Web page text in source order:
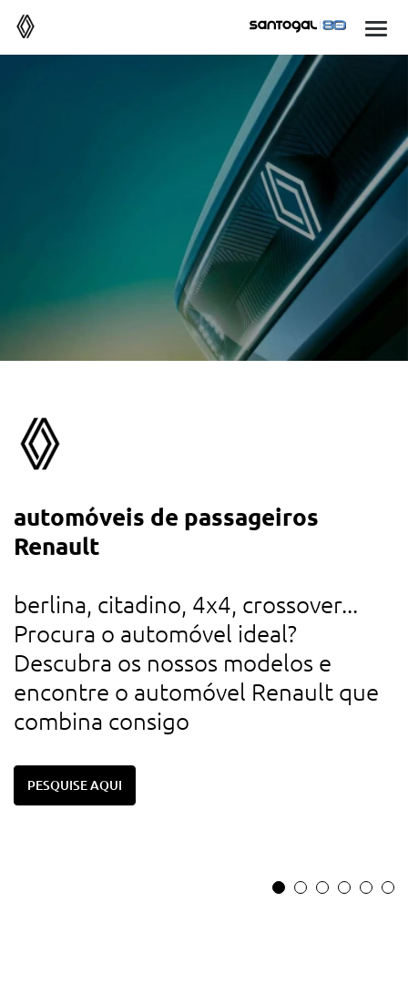
automóveis de passageiros
Renault
berlina, citadino, 4x4, crossover...
Procura o automóvel ideal?
Descubra os nossos modelos e
encontre o automóvel Renault que
combina consigo
PESQUISE AQUI